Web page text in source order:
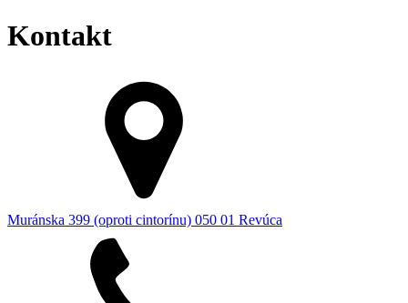
Kontakt
Muránska 399 (oproti cintorínu) 050 01 Revúca